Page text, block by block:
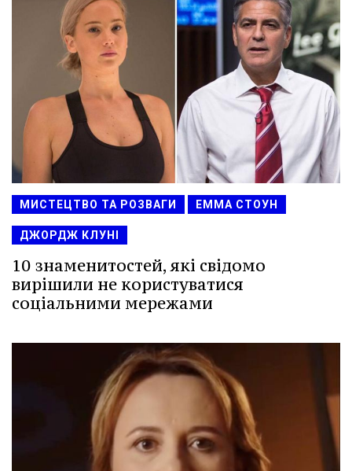
МИСТЕЦТВО ТА РОЗВАГИ ЕММА СТОУН
ДЖОРДЖ КЛУНІ
10 знаменитостей, які свідомо
вирішили не користуватися
соціальними мережами